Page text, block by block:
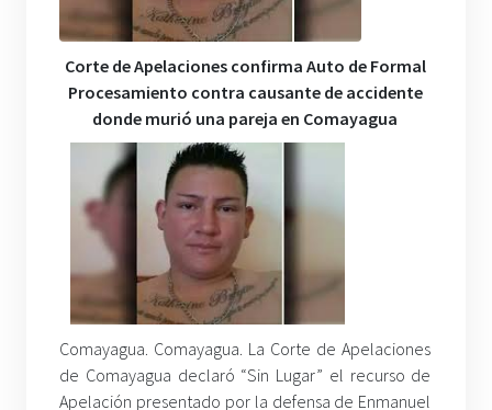
Corte de Apelaciones confirma Auto de Formal
Procesamiento contra causante de accidente
donde murió una pareja en Comayagua
Comayagua. Comayagua. La Corte de Apelaciones
de Comayagua declaró “Sin Lugar” el recurso de
Apelación presentado por la defensa de Enmanuel